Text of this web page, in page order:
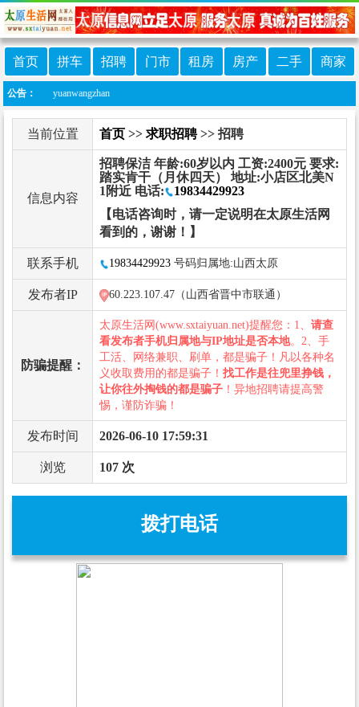
首页 拼车 招聘 门市 租房 房产 二手 商家
公告：
信：taiyuanwangzhan
当前位置 首页 >> 求职招聘>> 招聘
信息内容
招聘保洁 年龄:60岁以内 工资:2400元 要求:
踏实肯干（月休四天） 地址:小店区北美N
1附近 电话:
19834429923
【电话咨询时，请一定说明在太原生活网
看到的，谢谢！】
联系手机 19834429923 号码归属地:山西太原
发布者IP 60.223.107.47（山西省晋中市联通）
防骗提醒：
太原生活网(www.sxtaiyuan.net)提醒您：1、 请查
看发布者手机归属地与IP地址是否本地。2、手
工活、网络兼职、刷单，都是骗子！凡以各种名
义收取费用的都是骗子！ 找工作是往兜里挣钱，
让你往外掏钱的都是骗子 ！异地招聘请提高警
惕，谨防诈骗！
发布时间 2026-06-10 17:59:31
浏览 107 次
拨打电话